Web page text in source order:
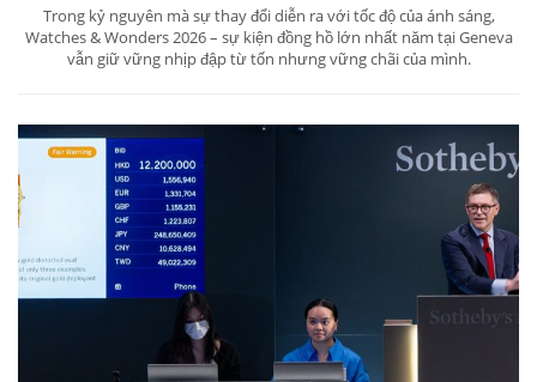
Trong kỷ nguyên mà sự thay đổi diễn ra với tốc độ của ánh sáng,
Watches & Wonders 2026 – sự kiện đồng hồ lớn nhất năm tại Geneva
vẫn giữ vững nhịp đập từ tốn nhưng vững chãi của mình.